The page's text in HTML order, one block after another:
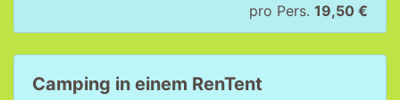
pro Pers. 19,50 €
Camping in einem RenTent